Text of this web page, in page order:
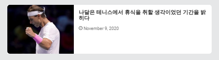
나달은 테니스에서 휴식을 취할 생각이었던 기간을 밝
히다
November 9, 2020